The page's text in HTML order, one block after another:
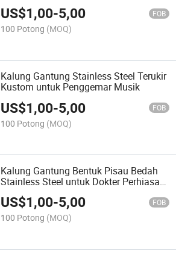
US$1,00-5,00 FOB
100 Potong (MOQ)
Kalung Gantung Stainless Steel Terukir
Kustom untuk Penggemar Musik
US$1,00-5,00 FOB
100 Potong (MOQ)
Kalung Gantung Bentuk Pisau Bedah
Stainless Steel untuk Dokter Perhiasan
Pesona Medis
US$1,00-5,00 FOB
100 Potong (MOQ)